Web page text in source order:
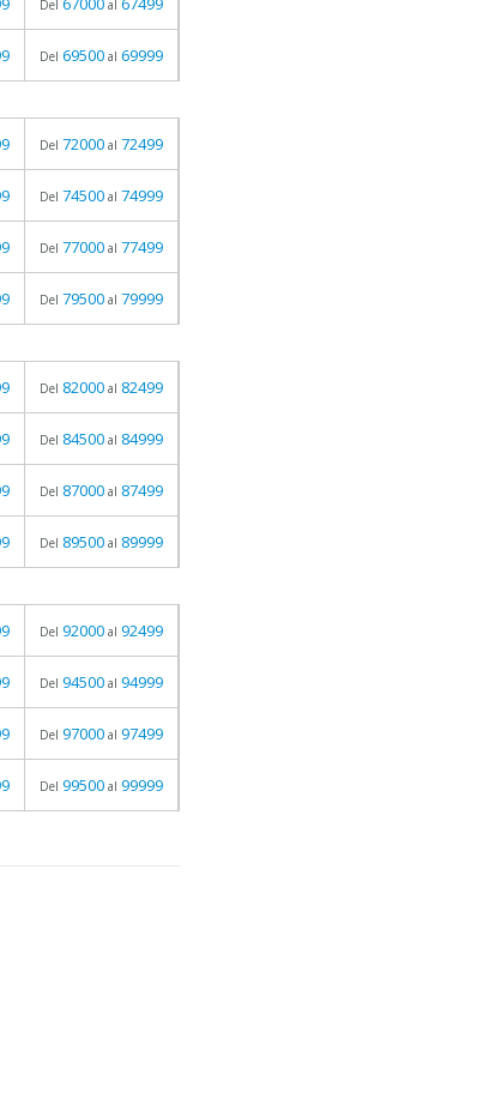
Del al
Del 69500 al 69999
Del 72000 al 72499
Del 74500 al 74999
Del 77000 al 77499
Del 79500 al 79999
Del 82000 al 82499
Del 84500 al 84999
Del 87000 al 87499
Del 89500 al 89999
Del 92000 al 92499
Del 94500 al 94999
Del 97000 al 97499
Del 99500 al 99999